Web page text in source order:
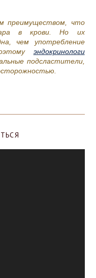
преимуществом, что
в крови. Но их
чем употребление
эндокринологи
подсластители,